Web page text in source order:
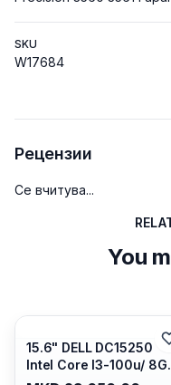
SKU
W17684
Рецензии
Се вчитува...
You
15.6" DELL DC15250
Intel Core I3-100u/
DDR4/ 512GB SSD M.2/